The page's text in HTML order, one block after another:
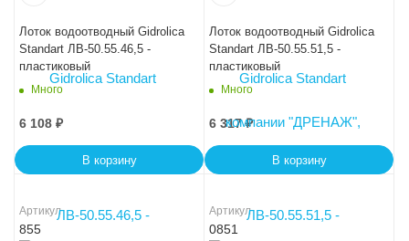
Лоток водоотводный Gidrolica
Standart ЛВ-50.55.46,5 -
пластиковый
Много
6 108 ₽
В корзину
Лоток водоотводный Gidrolica
Standart ЛВ-50.55.51,5 -
пластиковый
Много
6 317₽
В корзину
Артикул
855
Артикул
0851